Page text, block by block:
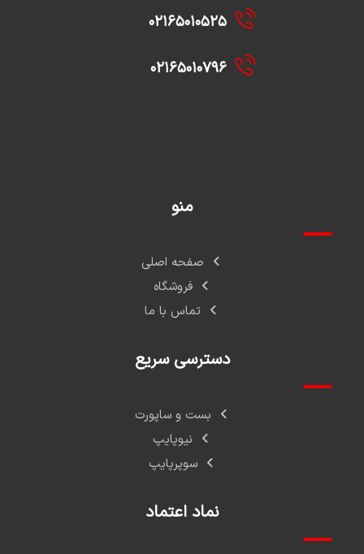
۰۲۱۶۵۰۱۰۵۲۵
۰۲۱۶۵۰۱۰۷۹۶
منو
صفحه اصلی
فروشگاه
تماس با ما
دسترسی سریع
بست و ساپورت
نیوپایپ
سوپرپایپ
نماد اعتماد